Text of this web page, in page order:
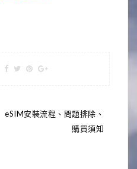
eSIM安裝流程、問題排除、
購買須知